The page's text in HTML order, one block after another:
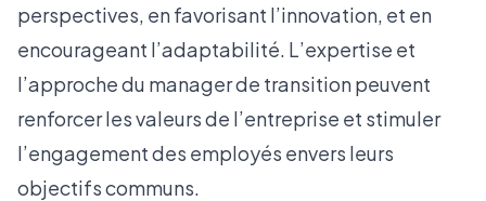
perspectives, en favorisant l’innovation, et en
encourageant l’adaptabilité. L’expertise et
l’approche du manager de transition peuvent
renforcer les valeurs de l’entreprise et stimuler
l’engagement des employés envers leurs
objectifs communs.